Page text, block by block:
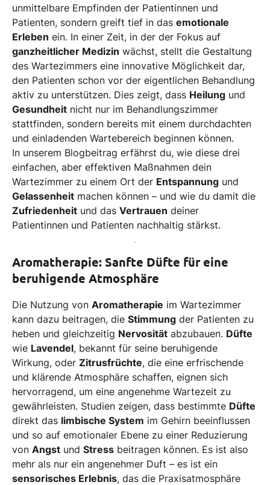
unmittelbare Empfinden der Patientinnen und
Patienten, sondern greift tief in das emotionale
Erleben ein. In einer Zeit, in der der Fokus auf
ganzheitlicher Medizin wächst, stellt die Gestaltung
des Wartezimmers eine innovative Möglichkeit dar,
den Patienten schon vor der eigentlichen Behandlung
aktiv zu unterstützen. Dies zeigt, dass Heilung und
Gesundheit nicht nur im Behandlungszimmer
stattfinden, sondern bereits mit einem durchdachten
und einladenden Wartebereich beginnen können.
In unserem Blogbeitrag erfährst du, wie diese drei
einfachen, aber effektiven Maßnahmen dein
Wartezimmer zu einem Ort der Entspannung und
Gelassenheit machen können – und wie du damit die
Zufriedenheit und das Vertrauen deiner
Patientinnen und Patienten nachhaltig stärkst.
Aromatherapie: Sanfte Düfte für eine
beruhigende Atmosphäre
Die Nutzung von Aromatherapie im Wartezimmer
kann dazu beitragen, die Stimmung der Patienten zu
heben und gleichzeitig Nervosität abzubauen. Düfte
wie Lavendel, bekannt für seine beruhigende
Wirkung, oder Zitrusfrüchte, die eine erfrischende
und klärende Atmosphäre schaffen, eignen sich
hervorragend, um eine angenehme Wartezeit zu
gewährleisten. Studien zeigen, dass bestimmte Düfte
direkt das limbische System im Gehirn beeinflussen
und so auf emotionaler Ebene zu einer Reduzierung
von Angst und Stress beitragen können. Es ist also
mehr als nur ein angenehmer Duft – es ist ein
sensorisches Erlebnis, das die Praxisatmosphäre